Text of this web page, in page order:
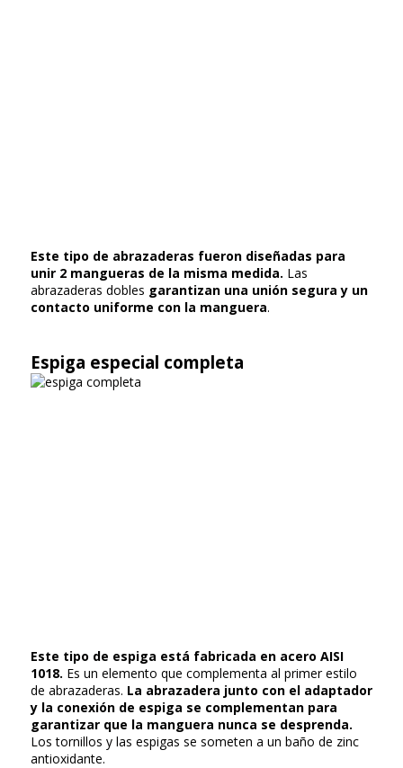
Este tipo de abrazaderas fueron diseñadas para
unir 2 mangueras de la misma medida. Las
abrazaderas dobles garantizan una unión segura y un
contacto uniforme con la manguera.
Espiga especial completa
Este tipo de espiga está fabricada en acero AISI
1018. Es un elemento que complementa al primer estilo
de abrazaderas. La abrazadera junto con el adaptador
y la conexión de espiga se complementan para
garantizar que la manguera nunca se desprenda.
Los tornillos y las espigas se someten a un baño de zinc
antioxidante.